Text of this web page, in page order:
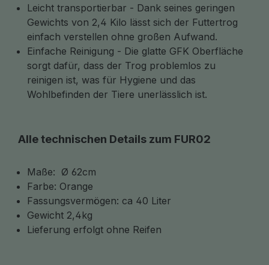
Leicht transportierbar - Dank seines geringen
Gewichts von 2,4 Kilo lässt sich der Futtertrog
einfach verstellen ohne großen Aufwand.
Einfache Reinigung - Die glatte GFK Oberfläche
sorgt dafür, dass der Trog problemlos zu
reinigen ist, was für Hygiene und das
Wohlbefinden der Tiere unerlässlich ist.
Alle technischen Details zum FUR02
Maße: Ø 62cm
Farbe: Orange
Fassungsvermögen: ca 40 Liter
Gewicht 2,4kg
Lieferung erfolgt ohne Reifen